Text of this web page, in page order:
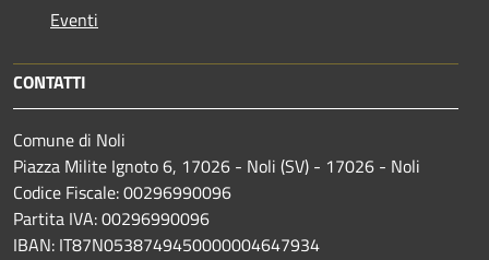
Eventi
CONTATTI
Comune di Noli
Piazza Milite Ignoto 6, 17026 - Noli (SV) - 17026 - Noli
Codice Fiscale: 00296990096
Partita IVA: 00296990096
IBAN: IT87N0538749450000004647934